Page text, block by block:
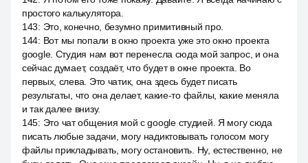
простого калькулятора.
143: Это, конечно, безумно примитивный про.
144: Вот мы попали в окно проекта уже это окно проекта
google. Студия нам вот перенесла сюда мой запрос, и она
сейчас думает, создаёт, что будет в окне проекта. Во
первых, слева. Это чатик, она здесь будет писать
результаты, что она делает, какие-то файлы, какие меняла
и так далее внизу.
145: Это чат общения мой с google студией. Я могу сюда
писать любые задачи, могу надиктовывать голосом могу
файлы прикладывать, могу остановить. Ну, естественно, не